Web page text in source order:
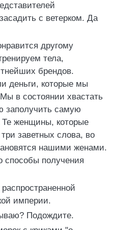
с ветерком. Да
другому
тела,
брендов.
деньги, которые мы
в состоянии хвастать
заполучить самую
женщины, которые
заветных слова, во
нашими женами.
способы получения
империи.
Подождите.